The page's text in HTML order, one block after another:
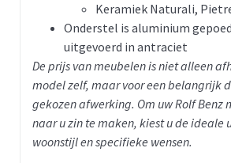
Keramiek Naturali,
Onderstel is aluminium
uitgevoerd in antraciet
De prijs van meubelen is niet alleen
model zelf, maar voor een belangrijk
gekozen afwerking. Om uw Rolf Benz
naar u zin te maken, kiest u de ideale
woonstijl en specifieke wensen.